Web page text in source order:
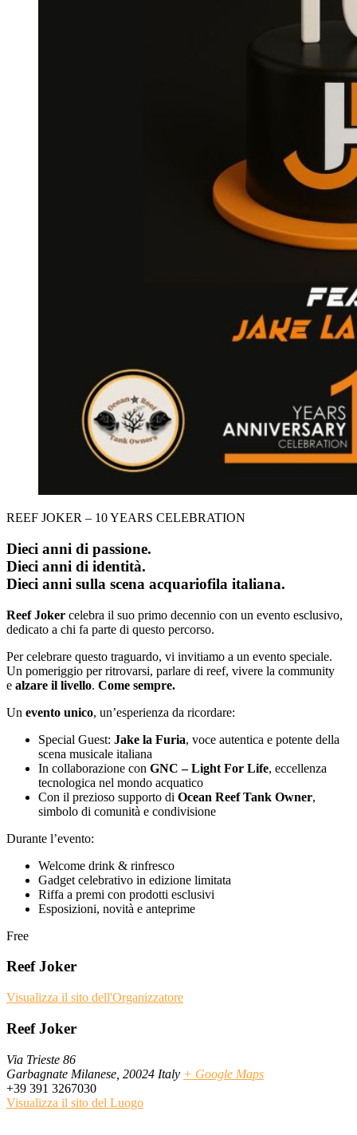
REEF JOKER – 10 YEARS CELEBRATION
Dieci anni di passione.
Dieci anni di identità.
Dieci anni sulla scena acquariofila italiana.
Reef Joker celebra il suo primo decennio con un evento esclusivo,
dedicato a chi fa parte di questo percorso.
Per celebrare questo traguardo, vi invitiamo a un evento speciale.
Un pomeriggio per ritrovarsi, parlare di reef, vivere la community
e alzare il livello. Come sempre.
Un evento unico, un’esperienza da ricordare:
Special Guest: Jake la Furia, voce autentica e potente della
scena musicale italiana
In collaborazione con GNC – Light For Life, eccellenza
tecnologica nel mondo acquatico
Con il prezioso supporto di Ocean Reef Tank Owner,
simbolo di comunità e condivisione
Durante l’evento:
Welcome drink & rinfresco
Gadget celebrativo in edizione limitata
Riffa a premi con prodotti esclusivi
Esposizioni, novità e anteprime
Free
Reef Joker
Visualizza il sito dell'Organizzatore
Reef Joker
Via Trieste 86
Garbagnate Milanese 20024 Italy + Google Maps
+39 391 3267030
Visualizza il sito del Luogo